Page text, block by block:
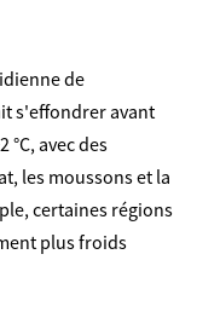
de
s'effondrer avant
avec des
les moussons et la
certaines régions
plus froids